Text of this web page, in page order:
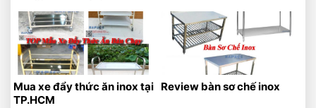
Mua xe đẩy thức ăn inox tại
TP.HCM
Review bàn sơ chế inox